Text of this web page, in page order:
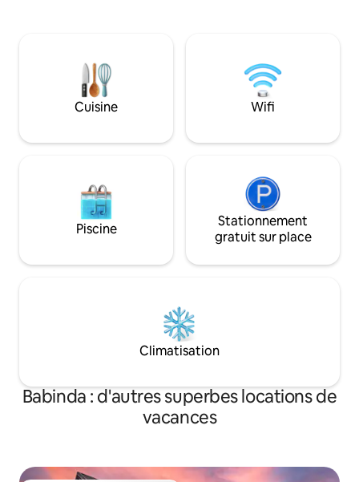
à l'avant et à l'arrière avec une intimité
absolue. Idéal pour les ornithologues, les
randonneurs et les amoureux de la
nature et de l'isolement. Séjour de 2
m'envoyer un message.
méliphage à
perroquet à face
mammifères
kangourous
verte.
Cuisine Wifi
Piscine
Stationnement
gratuit sur place
Climatisation
Babinda : d'autres superbes locations de
vacances